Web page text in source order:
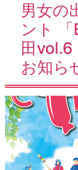
男女の
ント
田vol.6
お知ら